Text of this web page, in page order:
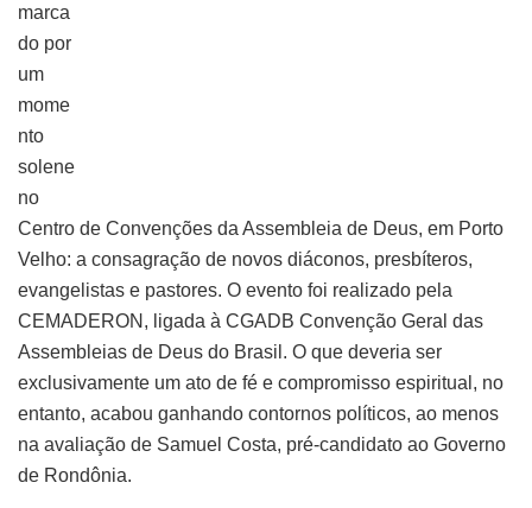
marca
do por
um
mome
nto
solene
no
Centro de Convenções da Assembleia de Deus, em Porto
Velho: a consagração de novos diáconos, presbíteros,
evangelistas e pastores. O evento foi realizado pela
CEMADERON, ligada à CGADB Convenção Geral das
Assembleias de Deus do Brasil. O que deveria ser
exclusivamente um ato de fé e compromisso espiritual, no
entanto, acabou ganhando contornos políticos, ao menos
na avaliação de Samuel Costa, pré-candidato ao Governo
de Rondônia.